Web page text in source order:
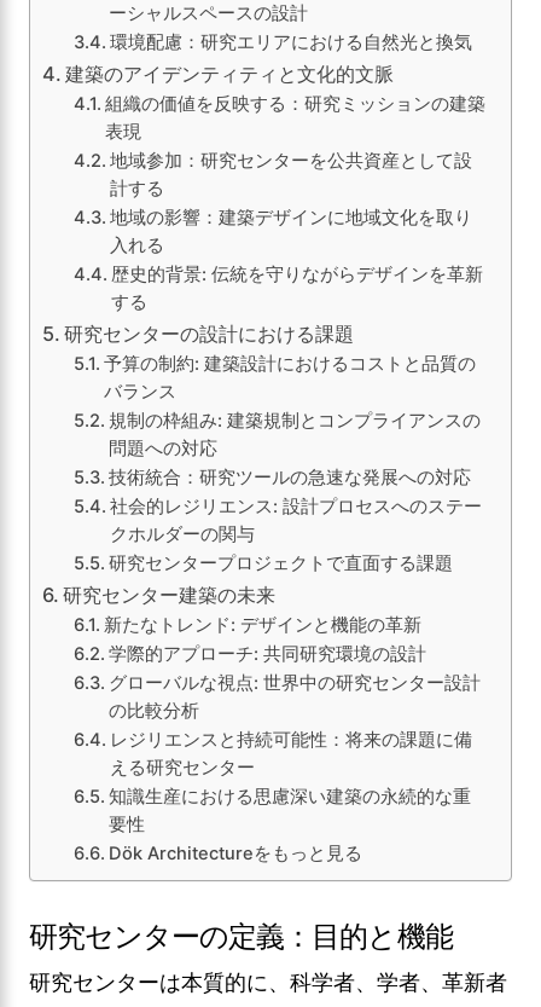
ーシャルスペースの設計
環境配慮：研究エリアにおける自然光と換気
建築のアイデンティティと文化的文脈
組織の価値を反映する：研究ミッションの建築
表現
地域参加：研究センターを公共資産として設
計する
地域の影響：建築デザインに地域文化を取り
入れる
歴史的背景: 伝統を守りながらデザインを革新
する
研究センターの設計における課題
予算の制約: 建築設計におけるコストと品質の
バランス
規制の枠組み: 建築規制とコンプライアンスの
問題への対応
技術統合：研究ツールの急速な発展への対応
社会的レジリエンス: 設計プロセスへのステー
クホルダーの関与
研究センタープロジェクトで直面する課題
研究センター建築の未来
新たなトレンド: デザインと機能の革新
学際的アプローチ: 共同研究環境の設計
グローバルな視点: 世界中の研究センター設計
の比較分析
レジリエンスと持続可能性：将来の課題に備
える研究センター
知識生産における思慮深い建築の永続的な重
要性
Dök Architectureをもっと見る
研究センターの定義：目的と機能
研究センターは本質的に、科学者、学者、革新者